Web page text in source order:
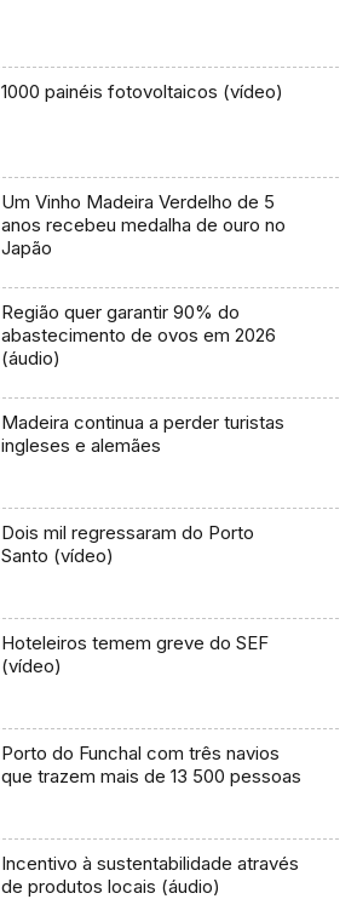
1000 painéis fotovoltaicos (vídeo)
Um Vinho Madeira Verdelho de 5
anos recebeu medalha de ouro no
Japão
Região quer garantir 90% do
abastecimento de ovos em 2026
(áudio)
Madeira continua a perder turistas
ingleses e alemães
Dois mil regressaram do Porto
Santo (vídeo)
Hoteleiros temem greve do SEF
(vídeo)
Porto do Funchal com três navios
que trazem mais de 13 500 pessoas
Incentivo à sustentabilidade através
de produtos locais (áudio)